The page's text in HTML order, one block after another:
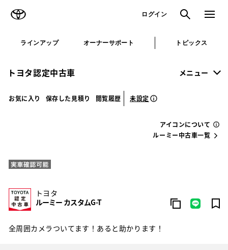
ログイン 検索 メニュ
ラインアップ オーナーサポート トピックス
トヨタ認定中古車 メニュー
お気に入り 保存した見積り 閲覧履歴 未設定
アイコンについて
ルーミー中古車一覧
トヨタ
ルーミー カスタムG-T
全周囲カメラついてます！あると助かります！